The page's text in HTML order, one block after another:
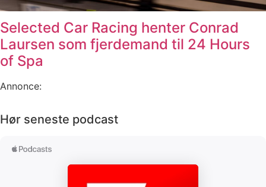
Selected Car Racing henter Conrad
Laursen som fjerdemand til 24 Hours
of Spa
Annonce:
Hør seneste podcast